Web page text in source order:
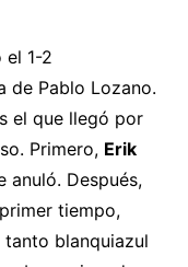
el 1-2
de Pablo Lozano.
el que llegó por
Primero, Erik
anuló. Después,
tiempo,
blanquiazul